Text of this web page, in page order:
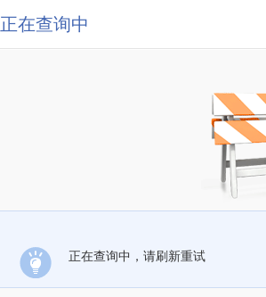
正在查询中
正在查询中，请刷新重试